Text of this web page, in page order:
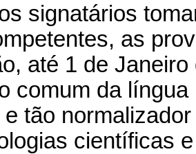
signatários
as
até 1 de
comum da
tão
científicas